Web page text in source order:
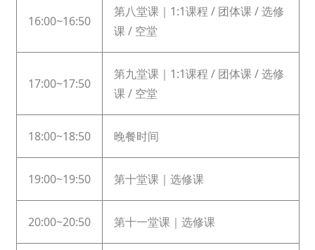
16:00~16:50
第八堂课｜1:1课程 / 团体课 / 选修
课 / 空堂
17:00~17:50
第九堂课｜1:1课程 / 团体课 / 选修
课 / 空堂
18:00~18:50 晚餐时间
19:00~19:50 第十堂课｜选修课
20:00~20:50 第十一堂课｜选修课